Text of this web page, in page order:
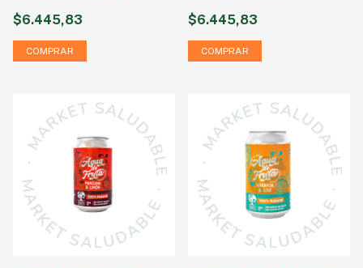
$6.445,83 $6.445,83